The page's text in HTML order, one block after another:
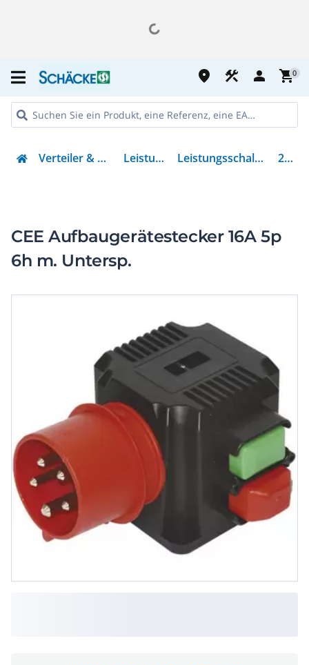
place construction person shopping_cart0
Verteiler & Energieverteilung Leistungsschalter Leistungsschalter für Motorschutz 201620
CEE Aufbaugerätestecker 16A 5p
6h m. Untersp.